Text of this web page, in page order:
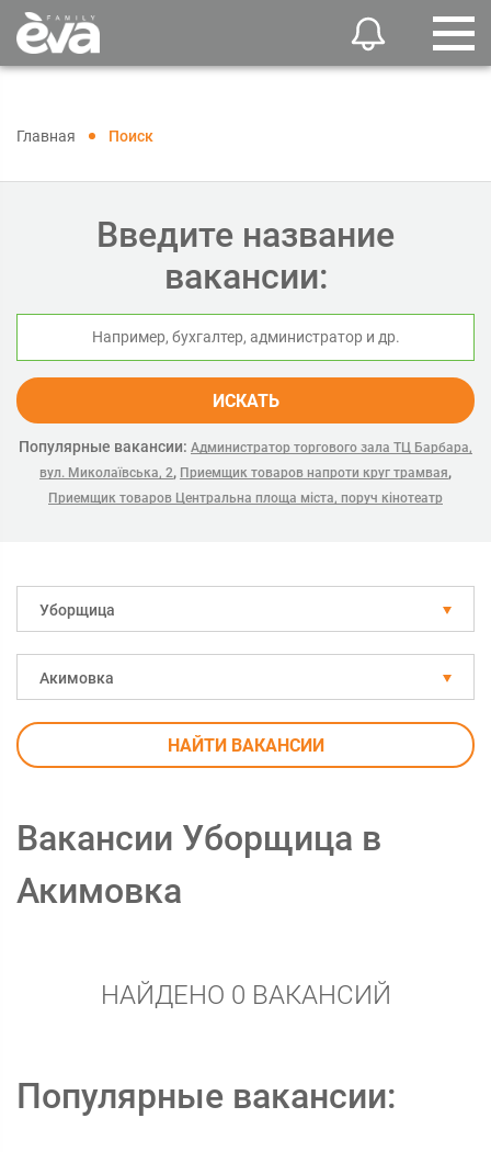
Главная Поиск
Введите название
вакансии:
ИСКАТЬ
Популярные вакансии: Администратор торгового зала ТЦ Барбара,
вул. Миколаївська, 2, Приемщик товаров напроти круг трамвая,
Приемщик товаров Центральна площа міста, поруч кінотеатр
Уборщица
Акимовка
НАЙТИ ВАКАНСИИ
Вакансии Уборщица в
Акимовка
НАЙДЕНО 0 ВАКАНСИЙ
Популярные вакансии: